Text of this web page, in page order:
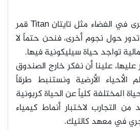
في الفضاء مثل تايتانTitan
قمر
حول نجوم أخرى، فنحن حتماً لا
تواجد حياة سيليكونية فيها.
علينا أن نفكر خارج الصندوق
الأحياء الأرضية ونستنبط طرقاً
المختلفة كلياً عن الحياة كربونية
من التجارب لاختبار أنماط كيمياء
في معهد كالتيك.